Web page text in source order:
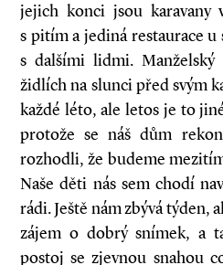
jejich konci jsou karavany
s pitím a jediná restaurace u
s dalšími lidmi. Manželský
židlích na slunci před svým
každé léto, ale letos je to
protože se náš dům
rozhodli, že budeme
Naše děti nás sem chodí
rádi. Ještě nám zbývá týden,
zájem o dobrý snímek, a
postoj se zjevnou snahou